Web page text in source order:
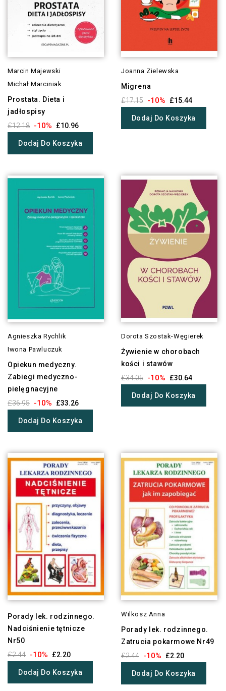
Marcin Majewski
Michał Marciniak
Prostata. Dieta i
jadłospisy
£12.18 -10% £10.96
Dodaj Do Koszyka
Joanna Zielewska
Migrena
£17.15 -10% £15.44
Dodaj Do Koszyka
Agnieszka Rychlik
Iwona Pawluczuk
Opiekun medyczny.
Zabiegi medyczno-
pielęgnacyjne
£36.95 -10% £33.26
Dodaj Do Koszyka
Dorota Szostak-Węgierek
Żywienie w chorobach
kości i stawów
£34.05 -10% £30.64
Dodaj Do Koszyka
Porady lek. rodzinnego.
Nadciśnienie tętnicze
Nr50
£2.44 -10% £2.20
Dodaj Do Koszyka
Wilkosz Anna
Porady lek. rodzinnego.
Zatrucia pokarmowe Nr49
£2.44 -10% £2.20
Dodaj Do Koszyka